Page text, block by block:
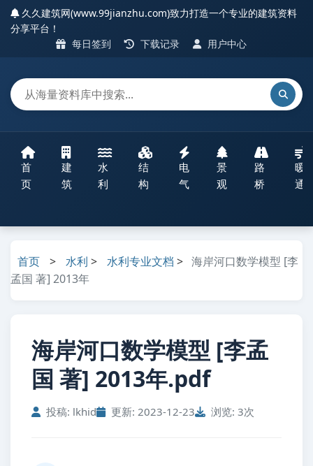
久久建筑网(www.99jianzhu.com)致力打造一个专业的建筑资料
分享平台！
每日签到
下载记录 用户中心
首
页
建
筑
水
利
结
构
电
气
景
观
路
桥
暖
通
首页 > 水利 > 水利专业文档 > 海岸河口数学模型 [李
孟国 著] 2013年
海岸河口数学模型 [李孟
国 著] 2013年.pdf
投稿: lkhid 更新: 2023-12-23 浏览: 3次